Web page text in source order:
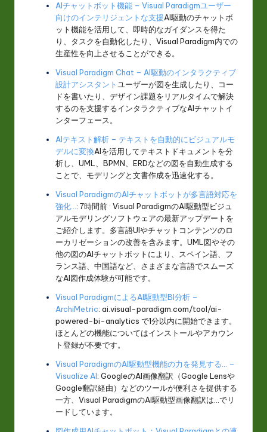
AIチャットボット機能 – Visual Paradigmユーザー
向けのインテリジェントな支援AI駆動のチャットボ
ット機能を活用して、即時的なガイダンスを得た
り、タスクを自動化したり、Visual Paradigm内での
生産性を向上させることができる。
Visual Paradigm Chat – AI駆動のインタラクティブ
設計アシスタント ユーザーが図を生成したり、コー
ドを書いたり、デザイン課題をリアルタイムで解決
するのを支援するインタラクティブなAIチャットイ
ンターフェース。
AIテキスト解析 – テキストを自動的にビジュアルモ
デルに変換AIを活用してテキストドキュメントを分
析し、UML、BPMN、ERDなどの図を自動生成する
ことで、モデリングと文書作成を迅速化する。
Visual ParadigmのAIチャットボットが多言語対応を
強化… : 7時間前 · Visual ParadigmのAI駆動型ビジュ
アルモデリングソフトウェアの最新アップデートを
ご紹介します。多言語UIやチャットコンテンツのロ
ーカリゼーションの改善を含みます。UML図やその
他の図のAIチャットボットにより、スペイン語、フ
ランス語、中国語など、さまざまな言語でスムーズ
なAI図作成体験が可能です。
Visual ParadigmによるAI駆動型BI分析 –
ArchiMetric: ai.visual-paradigm.com/tool/ai-
powered-bi-analytics で1分以内に開始できます。
ほとんどの機能についてはインストールやアカウン
ト登録が不要です。
Visual ParadigmのAI駆動型機能の力を発見する… –
Visualize AI: GoogleのAI画像翻訳（Google Lensや
Google翻訳経由）などのツールが便利さを提供する
一方、Visual ParadigmのAI駆動型画像翻訳は…でリ
ードしています。